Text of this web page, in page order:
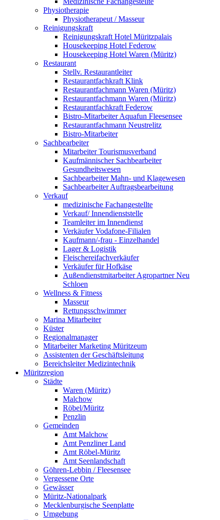
Physiotherapie
Physiotherapeut / Masseur
Reinigungskraft
Reinigungskraft Hotel Müritzpalais
Housekeeping Hotel Federow
Housekeeping Hotel Waren (Müritz)
Restaurant
Stellv. Restaurantleiter
Restaurantfachkraft Klink
Restaurantfachmann Waren (Müritz)
Restaurantfachmann Waren (Müritz)
Restaurantfachkraft Federow
Bistro-Mitarbeiter Aquafun Fleesensee
Restaurantfachmann Neustrelitz
Bistro-Mitarbeiter
Sachbearbeiter
Mitarbeiter Tourismusverband
Kaufmännischer Sachbearbeiter
Gesundheitswesen
Sachbearbeiter Mahn- und Klagewesen
Sachbearbeiter Auftragsbearbeitung
Verkauf
medizinische Fachangestellte
Verkauf/ Innendienststelle
Teamleiter im Innendienst
Verkäufer Vodafone-Filialen
Kaufmann/-frau - Einzelhandel
Lager & Logistik
Fleischereifachverkäufer
Verkäufer für Hofkäse
Außendienstmitarbeiter Agropartner Neu
Schloen
Wellness & Fitness
Masseur
Rettungsschwimmer
Marina Mitarbeiter
Küster
Regionalmanager
Mitarbeiter Marketing Müritzeum
Assistenten der Geschäftsleitung
Bereichsleiter Medizintechnik
Müritzregion
Städte
Waren (Müritz)
Malchow
Röbel/Müritz
Penzlin
Gemeinden
Amt Malchow
Amt Penzliner Land
Amt Röbel-Müritz
Amt Seenlandschaft
Göhren-Lebbin / Fleesensee
Vergessene Orte
Gewässer
Müritz-Nationalpark
Mecklenburgische Seenplatte
Umgebung